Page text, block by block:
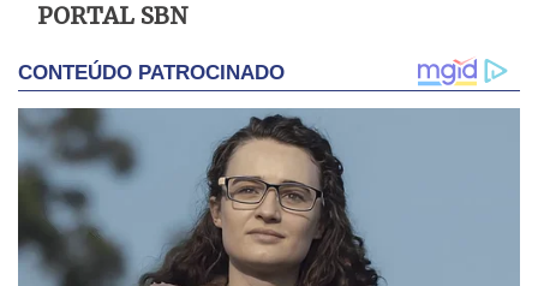
PORTAL SBN